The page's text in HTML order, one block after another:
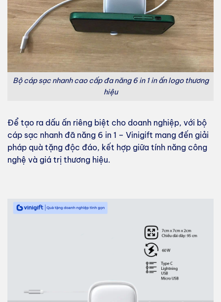
Bộ cáp sạc nhanh cao cấp đa năng 6 in 1 in ấn logo thương
hiệu
Để tạo ra dấu ấn riêng biệt cho doanh nghiệp, với bộ
cáp sạc nhanh đã năng 6 in 1 – Vinigift mang đến giải
pháp quà tặng độc đáo, kết hợp giữa tính năng công
nghệ và giá trị thương hiệu.